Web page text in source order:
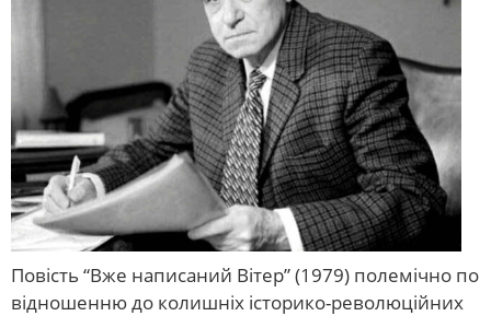
Повість “Вже написаний Вітер” (1979) полемічно по
відношенню до колишніх історико-революційних